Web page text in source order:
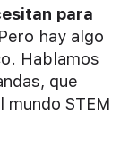
para
hay algo
Hablamos
que
STEM